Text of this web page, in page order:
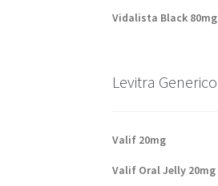
Vidalista Black 80mg
Levitra Generico
Valif 20mg
Valif Oral Jelly 20mg